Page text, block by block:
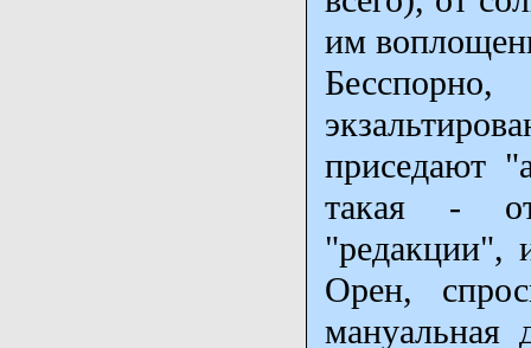
им
приседают
такая -
"редакции",
Орен,
мануальная